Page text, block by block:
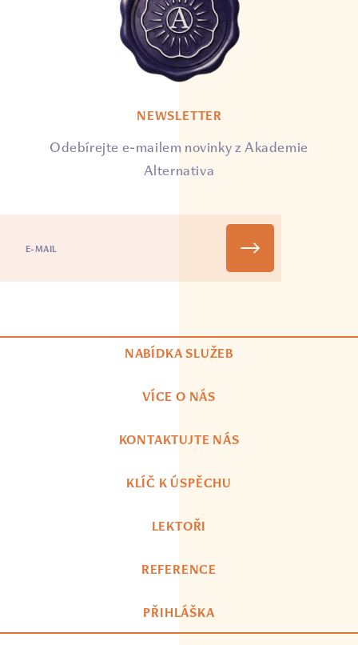
NEWSLETTER
Odebírejte e-mailem novinky z Akademie
Alternativa
NABÍDKA SLUŽEB
VÍCE O NÁS
KONTAKTUJTE NÁS
KLÍČ K ÚSPĚCHU
LEKTOŘI
REFERENCE
PŘIHLÁŠKA